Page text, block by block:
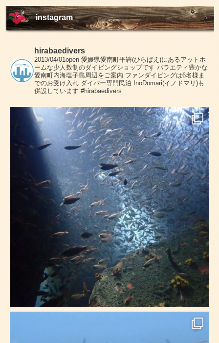
instagram
hirabaedivers
2013/04/01open 愛媛県愛南町平碆(ひらばえ)にあるアットホ
ームな少人数制のダイビングショップです バラエティ豊かな
愛南町内海塩子島周辺をご案内 ファンダイビングは6名様ま
でのお受け入れ ダイバー専門民泊 InoDomari(イノドマリ)も
併設しています #hirabaedivers